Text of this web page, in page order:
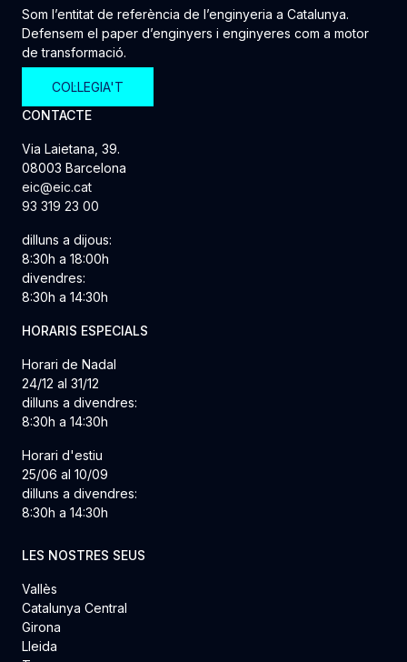
Som l’entitat de referència de l’enginyeria a Catalunya.
Defensem el paper d’enginyers i enginyeres com a motor
de transformació.
COL·LEGIA'T
CONTACTE
Via Laietana, 39.
08003 Barcelona
eic@eic.cat
93 319 23 00
dilluns a dijous:
8:30h a 18:00h
divendres:
8:30h a 14:30h
HORARIS ESPECIALS
Horari de Nadal
24/12 al 31/12
dilluns a divendres:
8:30h a 14:30h
Horari d'estiu
25/06 al 10/09
dilluns a divendres:
8:30h a 14:30h
LES NOSTRES SEUS
Vallès
Catalunya Central
Girona
Lleida